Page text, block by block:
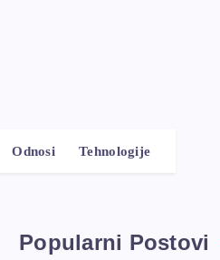
Odnosi Tehnologije
Popularni Postovi